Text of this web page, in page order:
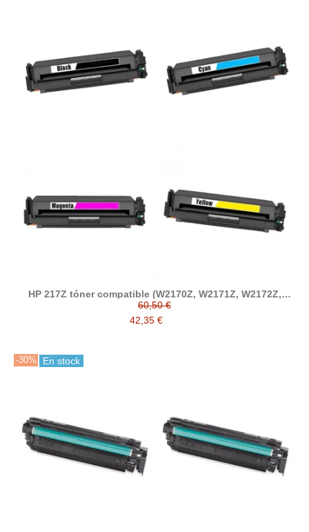
HP 217Z tóner compatible (W2170Z, W2171Z, W2172Z,
W2173Z)
60,50 €
42,35 €
-30% En stock